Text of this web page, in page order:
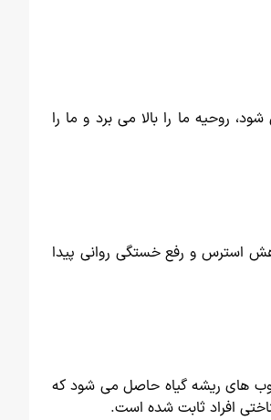
روحیه ما را بالا می برد و ما را
استرس و رفع خستگی روانی پیدا
های ریشه گیاه حاصل می شود که
افراد ثابت شده است.